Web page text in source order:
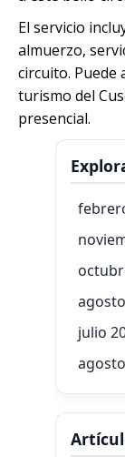
El servicio
almuerzo,
circuito. Puede
turismo del
presencial.
julio